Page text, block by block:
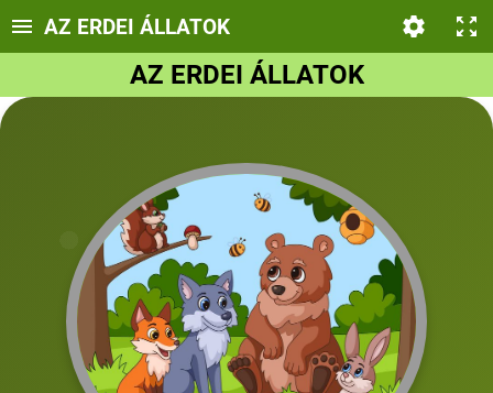
AZ ERDEI ÁLLATOK
AZ ERDEI ÁLLATOK